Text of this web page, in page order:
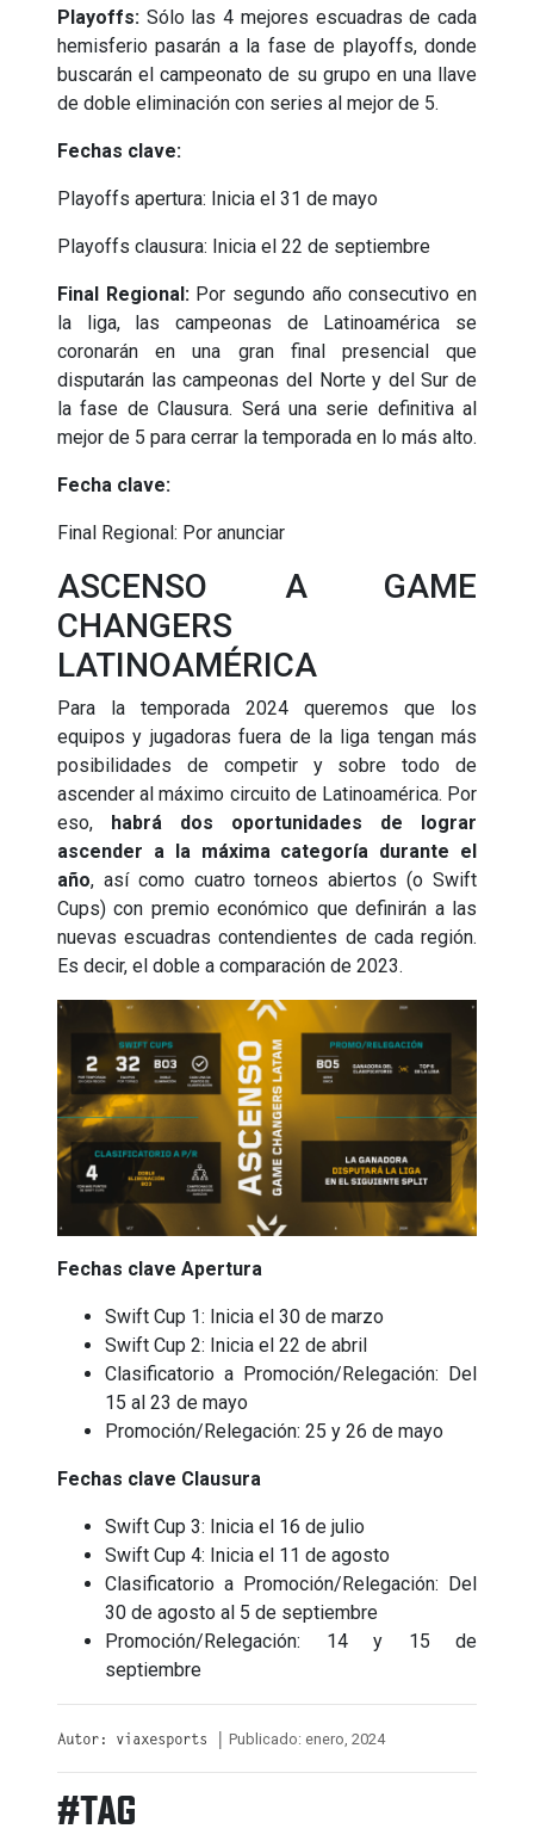
Playoffs: Sólo las 4 mejores escuadras de cada
hemisferio pasarán a la fase de playoffs, donde
buscarán el campeonato de su grupo en una llave
de doble eliminación con series al mejor de 5.
Fechas clave:
Playoffs apertura: Inicia el 31 de mayo
Playoffs clausura: Inicia el 22 de septiembre
Final Regional:Por segundo año consecutivo en
la liga, las campeonas de Latinoamérica se
coronarán en una gran final presencial que
disputarán las campeonas del Norte y del Sur de
la fase de Clausura. Será una serie definitiva al
mejor de 5 para cerrar la temporada en lo más alto.
Fecha clave:
Final Regional: Por anunciar
ASCENSO A GAME
CHANGERS
LATINOAMÉRICA
Para la temporada 2024 queremos que los
equipos y jugadoras fuera de la liga tengan más
posibilidades de competir y sobre todo de
ascender al máximo circuito de Latinoamérica. Por
eso, habrá dos oportunidades de lograr
ascender a la máxima categoría durante el
año, así como cuatro torneos abiertos (o Swift
Cups) con premio económico que definirán a las
nuevas escuadras contendientes de cada región.
Es decir, el doble a comparación de 2023.
Fechas clave Apertura
Swift Cup 1: Inicia el 30 de marzo
Swift Cup 2: Inicia el 22 de abril
Clasificatorio a Promoción/Relegación: Del
15 al 23 de mayo
Promoción/Relegación: 25 y 26 de mayo
Fechas clave Clausura
Swift Cup 3: Inicia el 16 de julio
Swift Cup 4: Inicia el 11 de agosto
Clasificatorio a Promoción/Relegación: Del
30 de agosto al 5 de septiembre
Promoción/Relegación: 14 y 15 de
septiembre
Autor: viaxesports | Publicado: enero, 2024
#TAG